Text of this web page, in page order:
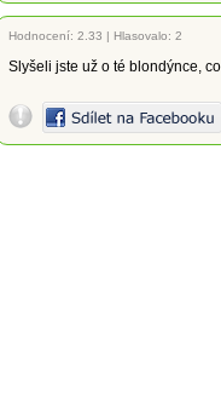
Hodnocení: 2.33 | Hlasovalo: 2
Slyšeli jste už o té blondýnce,